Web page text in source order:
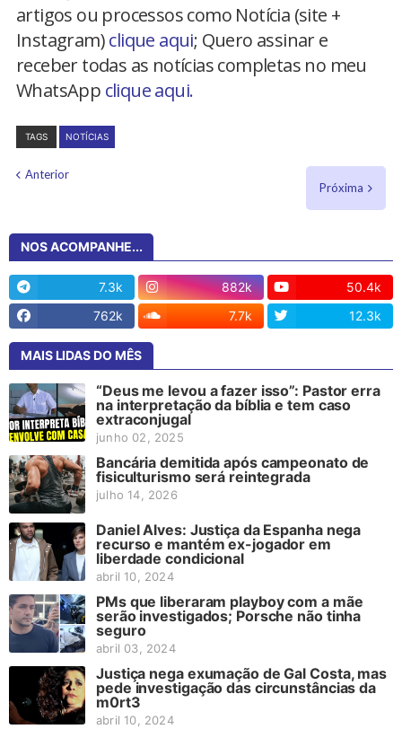
artigos ou processos como Notícia (site +
Instagram)clique aqui; Quero assinar e
receber todas as notícias completas no meu
WhatsApp clique aqui.
TAGS NOTÍCIAS
Anterior
Próxima
NOS ACOMPANHE...
7.3k 882k
50.4k
762k
7.7k 12.3k
MAIS LIDAS DO MÊS
“Deus me levou a fazer isso”: Pastor erra
na interpretação da bíblia e tem caso
extraconjugal
junho 02, 2025
Bancária demitida após campeonato de
fisiculturismo será reintegrada
julho 14, 2026
Daniel Alves: Justiça da Espanha nega
recurso e mantém ex-jogador em
liberdade condicional
abril 10, 2024
PMs que liberaram playboy com a mãe
serão investigados; Porsche não tinha
seguro
abril 03, 2024
Justiça nega exumação de Gal Costa, mas
pede investigação das circunstâncias da
m0rt3
abril 10, 2024